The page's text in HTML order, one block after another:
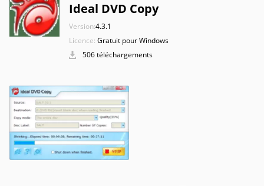
Ideal DVD Copy
Version:4.3.1
Licence: Gratuit pour Windows
506 téléchargements